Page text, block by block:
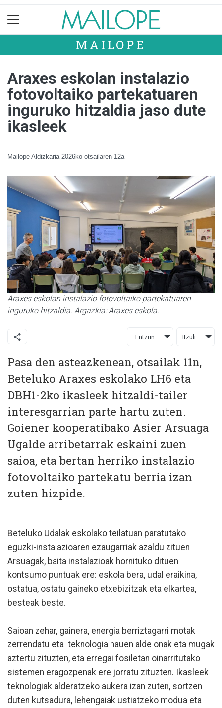
MAILOPE
Araxes eskolan instalazio
fotovoltaiko partekatuaren
inguruko hitzaldia jaso dute
ikasleek
Mailope Aldizkaria 2026ko otsailaren 12a
Araxes eskolan instalazio fotovoltaiko partekatuaren
inguruko hitzaldia. Argazkia: Araxes eskola.
Entzun Itzuli
Pasa den asteazkenean, otsailak 11n,
Beteluko Araxes eskolako LH6 eta
DBH1-2ko ikasleek hitzaldi-tailer
interesgarrian parte hartu zuten.
Goiener kooperatibako Asier Arsuaga
Ugalde arribetarrak eskaini zuen
saioa, eta bertan herriko instalazio
fotovoltaiko partekatu berria izan
zuten hizpide.
Beteluko Udalak eskolako teilatuan paratutako
eguzki-instalazioaren ezaugarriak azaldu zituen
Arsuagak, baita instalazioak hornituko dituen
kontsumo puntuak ere: eskola bera, udal eraikina,
ostatua, ostatu gaineko etxebizitzak eta elkartea,
besteak beste.
Saioan zehar, gainera, energia berriztagarri motak
zerrendatu eta teknologia hauen alde onak eta mugak
aztertu zituzten, eta erregai fosiletan oinarritutako
sistemen eragozpenak ere jorratu zituzten. Ikasleek
teknologiak alderatzeko aukera izan zuten, sortzen
duten kutsadura, lehengaiak ustiatzeko modua eta